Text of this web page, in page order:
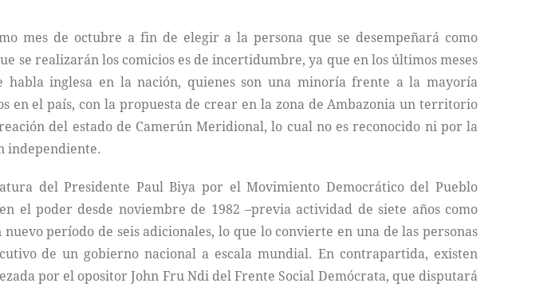
mes de octubre a fin de elegir a la persona que se desempeñará como
se realizarán los comicios es de incertidumbre, ya que en los últimos meses
inglesa en la nación, quienes son una minoría frente a la mayoría
en el país, con la propuesta de crear en la zona de Ambazonia un territorio
del estado de Camerún Meridional, lo cual no es reconocido ni por la
independiente.
del Presidente Paul Biya por el Movimiento Democrático del Pueblo
el poder desde noviembre de 1982 –previa actividad de siete años como
período de seis adicionales, lo que lo convierte en una de las personas
de un gobierno nacional a escala mundial. En contrapartida, existen
por el opositor John Fru Ndi del Frente Social Demócrata, que disputará